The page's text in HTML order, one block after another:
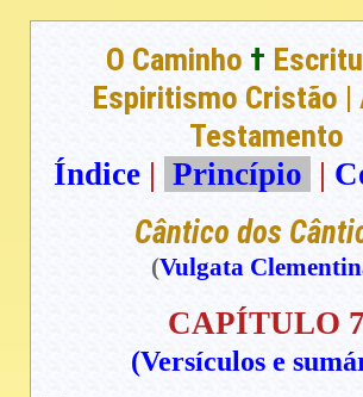
O Caminho †
Espiritismo Cristão |
Testamento
Índice | Princípio |
Cântico dos
(Vulgata
CAPÍTULO 7
(Versículos e